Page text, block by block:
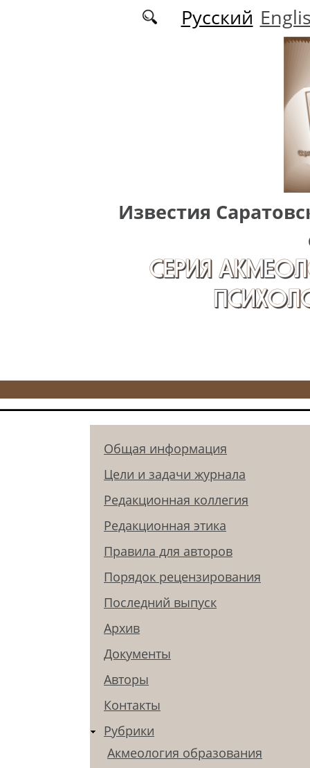
Перейти к основному содержаниюРусский
Известия
СЕРИЯ
Общая информация
Цели и задачи журнала
Редакционная коллегия
Редакционная этика
Правила для авторов
Порядок рецензирования
Последний выпуск
Архив
Документы
Авторы
Контакты
Рубрики
Акмеология образования